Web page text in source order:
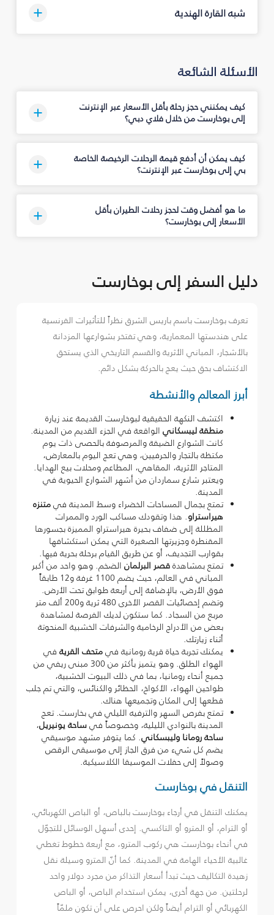
شبه القارة الهندية
الأسئلة الشائعة
كيف يمكنني حجز رحلة بأقل الأسعار عبر الإنترنت
إلى بوخارست من خلال فلاي دبي؟
كيف يمكن أن أدفع قيمة الرحلات الرخيصة الخاصة
بي إلى بوخارست عبر الإنترنت؟
ما هو أفضل وقت لحجز رحلات الطيران بأقل
الأسعار إلى بوخارست؟
دليل السفر إلى بوخارست
تعرف بوخارست باسم باريس الشرق نظراً للتأثيرات الفرنسية
على هندستها المعمارية، وهي تفتخر بشوارعها المزدانة
بالأشجار، المباني الأثرية والقسم التاريخي الذي يستحق
الاكتشاف بحق حيث يعج بالحركة بشكل دائم.
أبرز المعالم والأنشطة
اكتشف النكهة الحقيقية لبوخارست القديمة عند زيارة
منطقة ليبسكانيالواقعة في الجزء القديم من المدينة.
كانت الشوارع الضيقة والمرصوفة بالحصى ذات يوم
مكتظة بالتجار والحرفيين، وهي تعج اليوم بالمعارض،
المتاجر الأثرية، المقاهي، المطاعم ومحلات بيع الهدايا.
ويعتبر شارع سماردان من أشهر الشوارع الحيوية في
المدينة.
تمتع بجمال المساحات الخضراء وسط المدينة فيمتنزه
هيراستراو. هذا وتقودك مساكب الورد والممرات
المظللة إلى ضفاف بحيرة هيراستراو المميزة بجسورها
المقنطرة وجزيرتها الصغيرة التي يمكن استكشافها
بقوارب التجديف، أو عن طريق القيام برحلة بحرية فيها.
تمتع بمشاهدةقصر البرلمانالضخم. وهو واحد من أكبر
المباني في العالم، حيث يضم 1100 غرفة و12 طابقاً
فوق الأرض، بالإضافة إلى أربعة طوابق تحت الأرض.
وتضم إحصائيات القصر الأخرى 480 ثرية و200 ألف متر
مربع من السجاد. كما ستكون لديك الفرصة لمشاهدة
بعض من الأدراج الرخامية والشرفات الخشبية المنحوتة
أثناء زيارتك.
يمكنك تجربة حياة قرية رومانية فيمتحف القريةفي
الهواء الطلق. وهو يتميز بأكثر من 300 مبنى ريفي من
جميع أنحاء رومانيا، بما في ذلك البيوت الخشبية،
طواحين الهواء، الأكواخ، الحظائر والكنائس، والتي تم جلب
قطعها إلى المكان وتجميعها هناك.
تمتع بفرص السهر والترفيه الليلي في بخارست. تعج
المدينة بالنوادي الليلية، وخصوصاً فيساحة يونيريل،
ساحة رومانا وليبسكاني. كما يتوفر مشهد موسيقي
يضم كل شيء من فرق الجاز إلى موسيقى الرقص
وصولاً إلى حفلات الموسيقا الكلاسيكية.
التنقل في بوخارست
يمكنك التنقل في أرجاء بوخارست بالباص، أو الباص الكهربائي،
أو الترام، أو المترو أو التاكسي. إحدى أسهل الوسائل للتجوّل
في أنحاء بوخارست هي ركوب المترو، مع أربعة خطوط تغطي
غالبية الأحياء الهامة في المدينة. كما أنّ المترو وسيلة نقل
زهيدة التكاليف حيث تبدأ أسعار التذاكر من مجرد دولار واحد
لرحلتين. من جهة أخرى، يمكن استخدام الباص، أو الباص
الكهربائي أو الترام أيضاً ولكن احرص على أن تكون ملمّاً